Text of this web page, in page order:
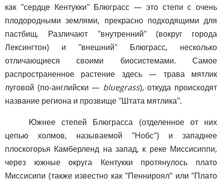
как "сердце Кентукки" Блюграсс — это степи с очень
плодородными землями, прекрасно подходящими для
пастбищ. Различают "внутренний" (вокруг города
Лексингтон) и "внешний" Блюграсс, несколько
отличающиеся своими биосистемами. Самое
распространенное растение здесь — трава мятлик
луговой (по-английски — bluegrass), откуда происходят
название региона и прозвище "Штата мятлика".
Южнее степей Блюграсса (отделенное от них
цепью холмов, называемой "Нобс") и западнее
плоскогорья Камберленд на запад, к реке Миссисиппи,
через южные округа Кентукки протянулось плато
Миссисипи (также известно как "Пеннироял" или "Плато